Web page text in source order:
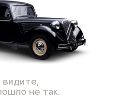
видите,
не так.